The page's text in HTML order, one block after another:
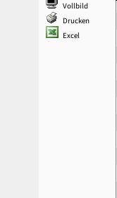
Vollbild
Drucken
Excel